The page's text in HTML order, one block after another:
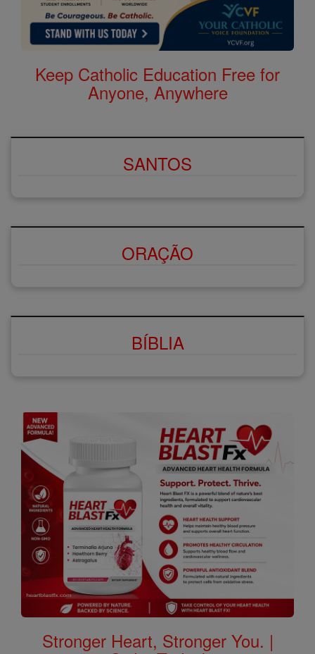
Keep Catholic Education Free for
Anyone, Anywhere
SANTOS
ORAÇÃO
BÍBLIA
Stronger Heart, Stronger You. |